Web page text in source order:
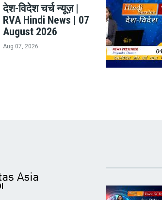
देश-विदेश चर्च न्यूज़ |
RVA Hindi News | 07
August 2026
Aug 07, 2026